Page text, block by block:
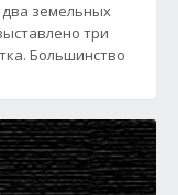
два земельных
три
Большинство